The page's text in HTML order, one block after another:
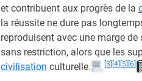
et contribuent aux progrès de la
la réussite ne dure pas
reproduisent avec une marge
sans restriction, alors que les
civilisation culturelle. [3] [4] [5] [6]